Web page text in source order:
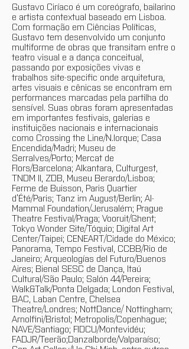
Gustavo Ciríaco é um coreógrafo, bailarino
e artista contextual baseado em Lisboa.
Com formação em Ciências Políticas,
Gustavo tem desenvolvido um conjunto
multiforme de obras que transitam entre o
teatro visual e a dança conceitual,
passando por exposições vivas e
trabalhos site-specific onde arquitetura,
artes visuais e cênicas se encontram em
performances marcadas pela partilha do
sensível. Suas obras foram apresentadas
em importantes festivais, galerias e
instituições nacionais e internacionais
como Crossing the Line/N.Iorque; Casa
Encendida/Madri; Museu de
Serralves/Porto; Mercat de
Flors/Barcelona; Alkantara, Culturgest,
TNDM II, ZDB, Museu Berardo/Lisboa;
Ferme de Buisson, Paris Quartier
d’Été/Paris; Tanz im August/Berlin; Al-
Mammal Foundation/Jerusalém; Prague
Theatre Festival/Praga; Vooruit/Ghent;
Tokyo Wonder Site/Tóquio; Digital Art
Center/Taipei; CENEART/Cidade do México;
Panorama, Tempo Festival, CCBB/Rio de
Janeiro; Arqueologías del Futuro/Buenos
Aires; Bienal SESC de Dança, Itaú
Cultural/São Paulo; Salón 44/Pereira;
Walk&Talk/Ponta Delgada; London Festival,
BAC, Laban Centre, Chelsea
Theatre/Londres; NottDance/ Nottingham;
Arnolfini/Bristol; Metropolis/Copenhague;
NAVE/Santiago; FIDCU/Montevidéu;
FADJR/Teerão;Danzalborde/Valparaíso;